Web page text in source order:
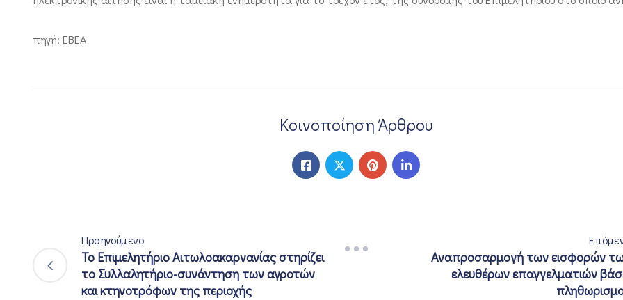
πηγή: EBEA
Κοινοποίηση Άρθρου
Προηγούμενο
Το Επιμελητήριο Αιτωλοακαρνανίας στηρίζει
το Συλλαλητήριο-συνάντηση των αγροτών
και κτηνοτρόφων της περιοχής
Αναπροσαρμογή των εισφορών
ελευθέρων επαγγελματιών